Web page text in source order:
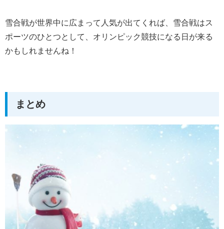
雪合戦が世界中に広まって人気が出てくれば、雪合戦はス
ポーツのひとつとして、オリンピック競技になる日が来る
かもしれませんね！
まとめ